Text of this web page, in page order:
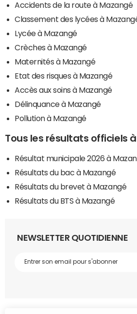
Accidents de la route à Mazangé
Classement des lycées à
Lycée à Mazangé
Crèches à Mazangé
Maternités à Mazangé
Etat des risques à Mazangé
Accès aux soins à Mazangé
Délinquance à Mazangé
Pollution à Mazangé
Tous les résultats officiels
Résultat municipale 2026 à
Résultats du bac à Mazangé
Résultats du brevet à Mazangé
Résultats du BTS à Mazangé
NEWSLETTER QUOTIDIENNE